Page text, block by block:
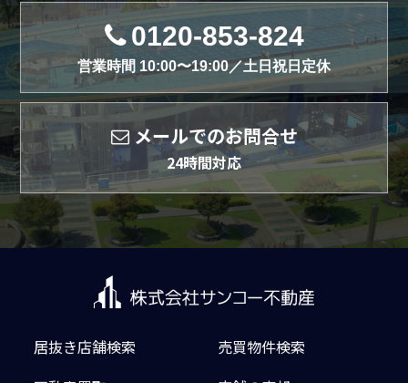
0120-853-824
営業時間 10:00〜19:00／土日祝日定休
メールでのお問合せ
24時間対応
居抜き店舗検索
売買物件検索